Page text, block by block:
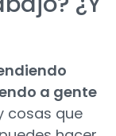
a gente
cosas que